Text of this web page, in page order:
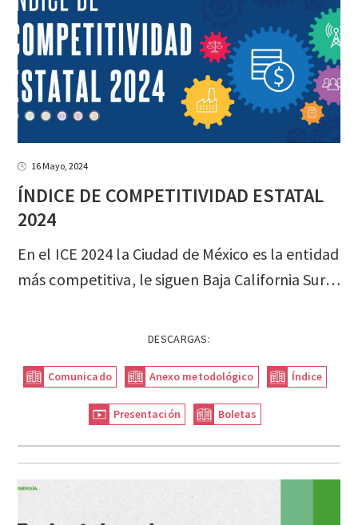
16 Mayo, 2024
ÍNDICE DE COMPETITIVIDAD ESTATAL
2024
En el ICE 2024 la Ciudad de México es la entidad
más competitiva, le siguen Baja California Sur y Coahuila, mientras que Oaxaca es la entidad menos competitiva.
DESCARGAS:
Comunicado Anexo metodológico Índice
Presentación Boletas